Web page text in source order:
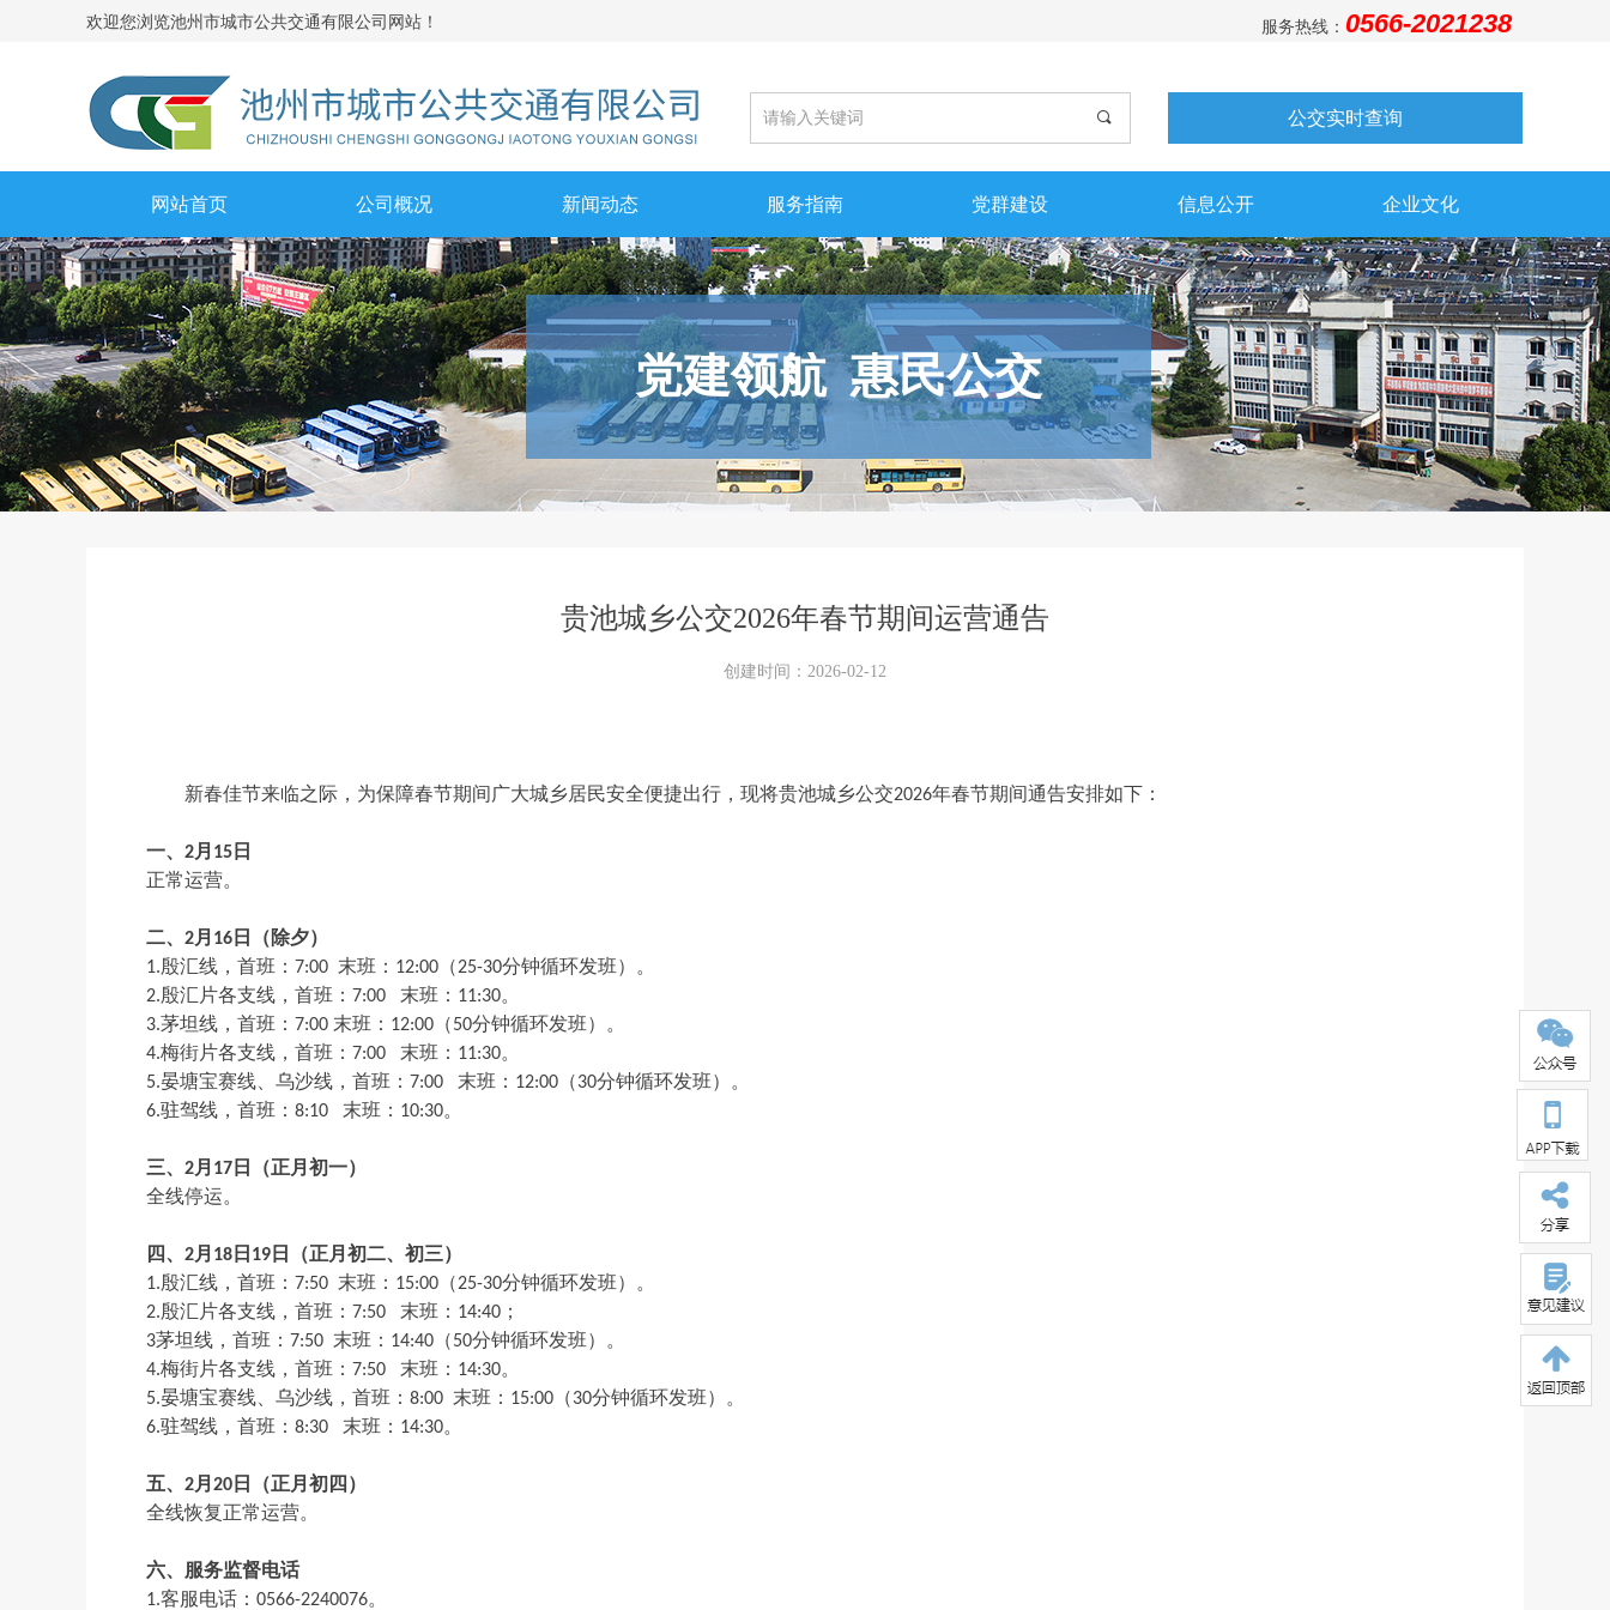
欢迎您浏览池州市城市公共交通有限公司网站！ 服务热线： 0566-2021238
网站首页 公司概况 新闻动态 服务指南 党群建设 信息公开 企业文化
끠 公交实时查询
党建领航 惠民公交
贵池城乡公交2026年春节期间运营通告
创建时间： 2026-02-12
新春佳节来临之际，为保障春节期间广大城乡居民安全便捷出行，现将贵池城乡公交2026年春节期间 通告安排如下：
一、 2月 15 日
正常运营。
二、 2月 16 日（除夕）
1.殷汇线，首班： 7:00 末班 ： 12:00 （25-30分钟循环发班） 。
2.殷汇片各支线，首班： 7:00 末班 ： 11:30。
3.茅坦线，首班 ： 7:00 末班 ： 12:00 （ 50分钟循环发班） 。
4.梅街片各支线，首班 ： 7:00 末班 ： 11:30。
5.晏塘宝赛线、 乌沙线，首班： 7:00 末班 ： 12:00 （ 30分钟循环发班） 。
6.驻驾线，首班 ： 8:10 末班 ： 10:30。
三、 2月 17 日（正月初一）
全线停运。
四、 2月 18 日 19 日 （正月初二、 初三）
1.殷汇线，首班 ： 7:50 末班 ： 15:00 （25-30分钟循环发班） 。
2.殷汇片各支线，首班 ： 7:50 末班 ： 14:40 ；
3茅坦线，首班 ： 7:50 末班 ： 14:40 （ 50分钟循环发班） 。
4.梅街片各支线，首班 ： 7:50 末班 ： 14:30。
5.晏塘宝赛线、 乌沙线 ， 首班： 8:00 末班 ： 15:00 （ 30分钟循环发班） 。
6.驻驾线 ， 首班： 8:30 末班 ： 14:30。
五、 2月 20 日
（正月初四）
全线恢复正常运营。
六、 服务监督电话
1.客服电话 ： 0566-2240076。